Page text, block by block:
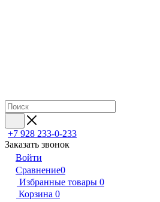
+7 928 233-0-233
Заказать звонок
Войти
Сравнение0
Избранные товары 0
Корзина 0